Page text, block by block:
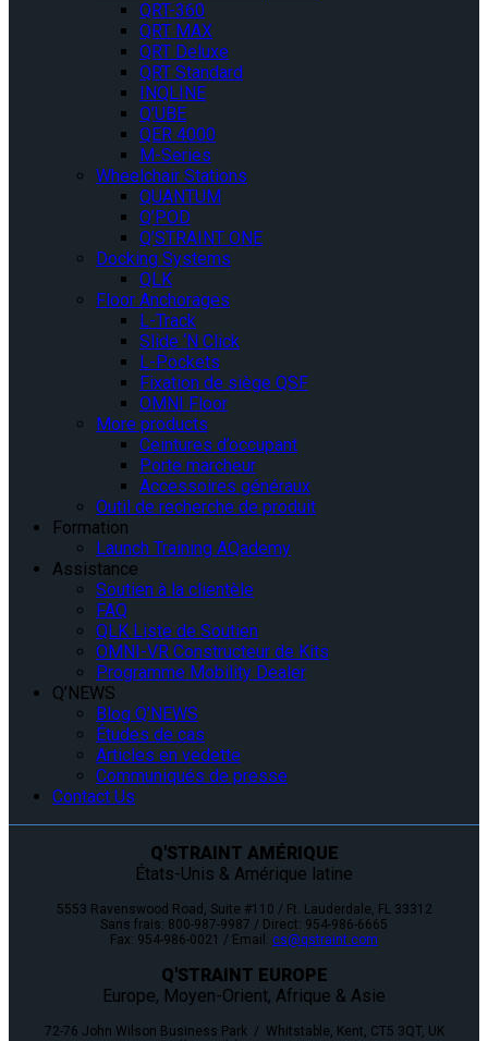
QRT-360
QRT MAX
QRT Deluxe
QRT Standard
INQLINE
Q’UBE
QER 4000
M-Series
Wheelchair Stations
QUANTUM
Q’POD
Q’STRAINT ONE
Docking Systems
QLK
Floor Anchorages
L-Track
Slide ‘N Click
L-Pockets
Fixation de siège QSF
OMNI Floor
More products
Ceintures d’occupant
Porte marcheur
Accessoires généraux
Outil de recherche de produit
Formation
Launch Training AQademy
Assistance
Soutien à la clientèle
FAQ
QLK Liste de Soutien
OMNI-VR Constructeur de Kits
Programme Mobility Dealer
Q’NEWS
Blog Q’NEWS
Études de cas
Articles en vedette
Communiqués de presse
Contact Us
Q'STRAINT AMÉRIQUE
États-Unis & Amérique latine
5553 Ravenswood Road, Suite #110 / Ft. Lauderdale, FL 33312
Sans frais: 800-987-9987 / Direct: 954-986-6665
Fax: 954-986-0021 / Email: cs@qstraint.com
Q'STRAINT EUROPE
Europe, Moyen-Orient, Afrique & Asie
72-76 John Wilson Business Park / Whitstable, Kent, CT5 3QT, UK